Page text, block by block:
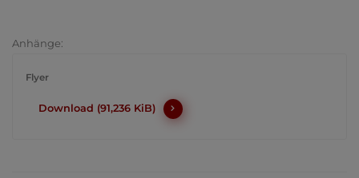
Anhänge:
Flyer
Download (91,236 KiB)